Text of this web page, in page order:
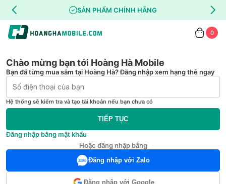
SẢN PHẨM CHÍNH HÃNG
0
Chào mừng bạn tới Hoàng Hà Mobile
Bạn đã từng mua sắm tại Hoàng Hà? Đăng nhập xem hạng thẻ ngay
Hệ thống sẽ kiểm tra và tạo tài khoản nếu bạn chưa có
TIẾP TỤC
Đăng nhập bằng mật khẩu
Hoặc đăng nhập bằng
Đăng nhập với Zalo
Đăng nhập với Google